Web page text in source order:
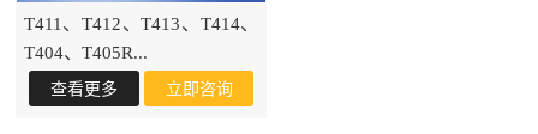
T411、T412、T413、T414、
T404、T405R...